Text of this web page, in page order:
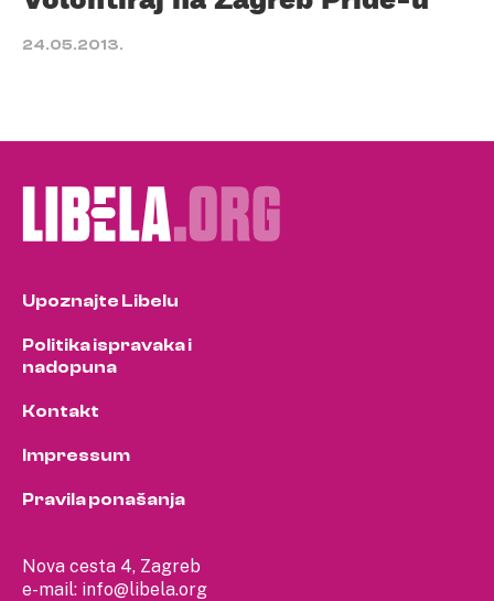
24.05.2013.
Nova cesta 4, Zagreb
e-mail: info@libela.org
Upoznajte Libelu
Politika ispravaka i
nadopuna
Kontakt
Impressum
Pravila ponašanja